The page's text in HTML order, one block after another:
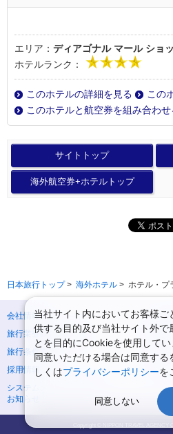
エリア： ディアゴナル マール ショ
ホテルランク：
このホテルの詳細を見る
この
このホテルと航空券を組み合わせ
サイトトップ
海外航空券+ホテルトップ
日本旅行トップ> 海外ホテル > ホテル・プ
会社情報
プラ
旅行業登録票・約款
規約
旅行条件書
ニュ
採用情報
サイ
システムメンテナンスの
お知らせ
当社サイト内においてお客様
供する目的及び当社サイト外で
とを目的にCookieを使用して
同意いただける場合は同意す
しくはプライバシーポリシーを
同意しない